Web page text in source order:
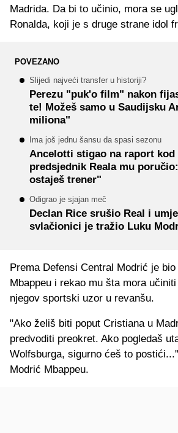
Madrida. Da bi to učinio, mora se
Ronalda, koji je s druge strane idol
POVEZANO
Slijedi najveći transfer u historiji?
Perezu "puk'o film" nakon
te! Možeš samo u Saudijsku
miliona"
Ima još jednu šansu da spasi sezonu
Ancelotti stigao na raport kod
predsjednik Reala mu
ostaješ trener"
Odigrao je sjajan meč
Declan Rice srušio Real i
svlačionici je tražio Luku
Prema Defensi Central Modrić je
Mbappeu i rekao mu šta mora
njegov sportski uzor u revanšu.
"Ako želiš biti poput Cristiana u
predvoditi preokret. Ako pogledaš
Wolfsburga, sigurno ćeš to
Modrić Mbappeu.